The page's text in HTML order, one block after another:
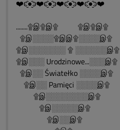
❤️ͼ̮̑●̮̑ͽ❤️ͼ̮̑●̮̑ͽ❤️ͼ̮̑●̮̑ͽ❤️ͼ̮̑●̮̑ͽ❤️
........۩இ۩இ۩ ۩இ۩இ۩
۩இ░░░░۩இஇ۩░░░░இ۩
۩இ░░░░░░░ ۩ ░░░░░░இ۩
۩இ░░░ Urodzinowe...░░░இ۩
۩இ░░ Światełko ░░░░இ۩
۩இ░░ Pamięci ░░░░இ۩
۩இ░░░░░░░░இ۩
۩இ░░░░░இ۩
۩இ░░இ۩